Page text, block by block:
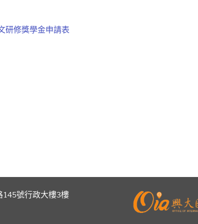
研修獎學金申請表
號行政大樓3樓